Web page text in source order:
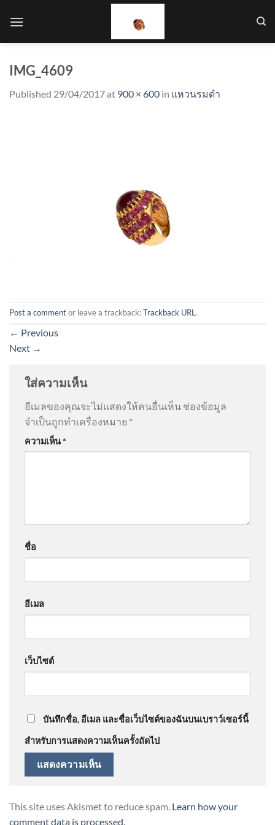
IMG_4609
Published 29/04/2017at 900 × 600 in แหวนรมดำ
Post a commentor leave a trackback:Trackback URL.
← Previous
Next →
ใส่ความเห็น
อีเมลของคุณจะไม่แสดงให้คนอื่นเห็น ช่องข้อมูล
จำเป็นถูกทำเครื่องหมาย *
ความเห็น*
ชื่อ
อีเมล
เว็บไซต์
บันทึกชื่อ, อีเมล และชื่อเว็บไซต์ของฉันบนเบราว์เซอร์นี้
สำหรับการแสดงความเห็นครั้งถัดไป
This site uses Akismet to reduce spam. Learn how your
comment data is processed.